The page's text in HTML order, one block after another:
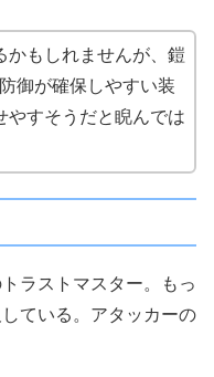
かもしれませんが、鎧
御が確保しやすい装
やすそうだと睨んでは
ラストマスター。もっ
ている。アタッカーの